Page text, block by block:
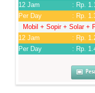
12 Jam
: Rp.
Per Day
: Rp.
Mobil + Sopir + Solar +
12 Jam
: Rp.
Per Day
: Rp.